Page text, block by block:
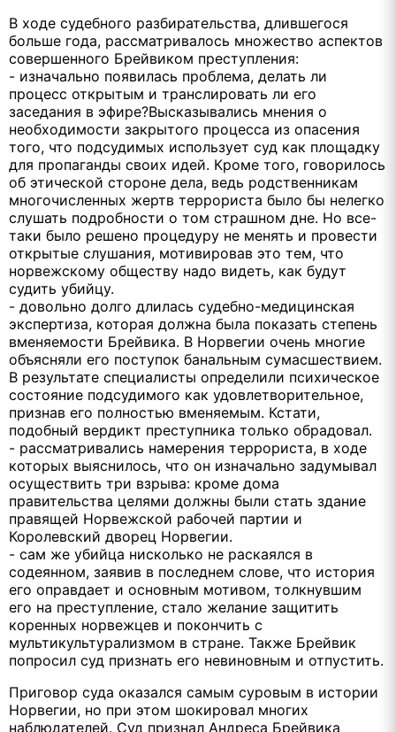
В ходе судебного разбирательства, длившегося
больше года, рассматривалось множество аспектов
совершенного Брейвиком преступления:
- изначально появилась проблема, делать ли
процесс открытым и транслировать ли его
заседания в эфире?Высказывались мнения о
необходимости закрытого процесса из опасения
того, что подсудимых использует суд как площадку
для пропаганды своих идей. Кроме того, говорилось
об этической стороне дела, ведь родственникам
многочисленных жертв террориста было бы нелегко
слушать подробности о том страшном дне. Но все-
таки было решено процедуру не менять и провести
открытые слушания, мотивировав это тем, что
норвежскому обществу надо видеть, как будут
судить убийцу.
- довольно долго длилась судебно-медицинская
экспертиза, которая должна была показать степень
вменяемости Брейвика. В Норвегии очень многие
объясняли его поступок банальным сумасшествием.
В результате специалисты определили психическое
состояние подсудимого как удовлетворительное,
признав его полностью вменяемым. Кстати,
подобный вердикт преступника только обрадовал.
- рассматривались намерения террориста, в ходе
которых выяснилось, что он изначально задумывал
осуществить три взрыва: кроме дома
правительства целями должны были стать здание
правящей Норвежской рабочей партии и
Королевский дворец Норвегии.
- сам же убийца нисколько не раскаялся в
содеянном, заявив в последнем слове, что история
его оправдает и основным мотивом, толкнувшим
его на преступление, стало желание защитить
коренных норвежцев и покончить с
мультикультурализмом в стране. Также Брейвик
попросил суд признать его невиновным и отпустить.
Приговор суда оказался самым суровым в истории
Норвегии, но при этом шокировал многих
наблюдателей. Суд признал Андреса Брейвика